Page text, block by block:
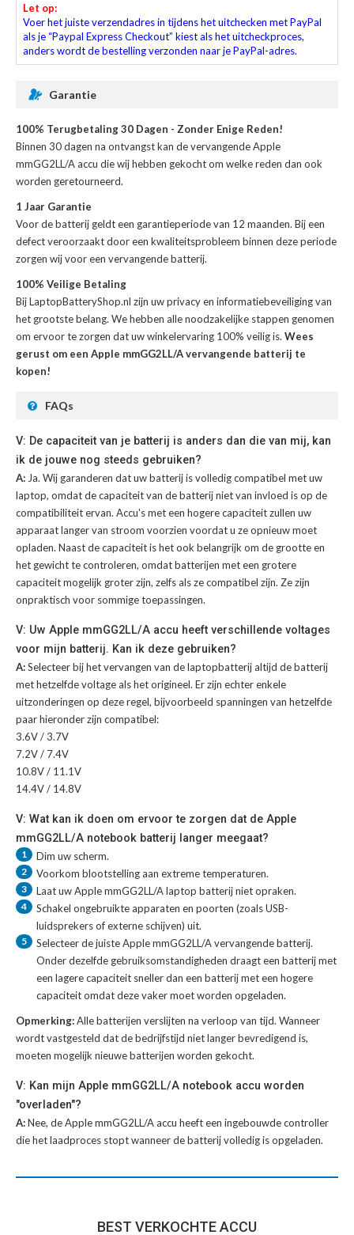
Let op:
Voer het juiste verzendadres in tijdens het uitchecken met PayPal
als je “Paypal Express Checkout” kiest als het uitcheckproces,
anders wordt de bestelling verzonden naar je PayPal-adres.
Garantie
100% Terugbetaling 30 Dagen - Zonder Enige Reden!
Binnen 30 dagen na ontvangst kan devervangende Apple
mmGG2LL/A accu die wij hebben gekocht om welke reden dan ook
worden geretourneerd.
1 Jaar Garantie
Voor debatterij geldt een garantieperiode van 12 maanden. Bij een
defect veroorzaakt door een kwaliteitsprobleem binnen deze periode
zorgen wij voor een vervangende batterij.
100% Veilige Betaling
Bij LaptopBatteryShop.nl zijn uw privacy en informatiebeveiliging van
het grootste belang. We hebben alle noodzakelijke stappen genomen
om ervoor te zorgen dat uw winkelervaring 100% veilig is. Wees
gerust om een Apple mmGG2LL/A vervangende batterij te
kopen!
FAQs
V: De capaciteit van je batterij is anders dan die van mij, kan
ik de jouwe nog steeds gebruiken?
A: Ja. Wij garanderen dat uw batterij is volledig compatibel met uw
laptop, omdat de capaciteit van de batterij niet van invloed is op de
compatibiliteit ervan. Accu's met een hogere capaciteit zullen uw
apparaat langer van stroom voorzien voordat u ze opnieuw moet
opladen. Naast de capaciteit is het ook belangrijk om de grootte en
het gewicht te controleren, omdat batterijen met een grotere
capaciteit mogelijk groter zijn, zelfs als ze compatibel zijn. Ze zijn
onpraktisch voor sommige toepassingen.
V: Uw Apple mmGG2LL/A accu heeft verschillende voltages
voor mijn batterij. Kan ik deze gebruiken?
A:Selecteer bij het vervangen van de laptopbatterij altijd de batterij
met hetzelfde voltage als het origineel. Er zijn echter enkele
uitzonderingen op deze regel, bijvoorbeeld spanningen van hetzelfde
paar hieronder zijn compatibel:
3.6V / 3.7V
7.2V / 7.4V
10.8V / 11.1V
14.4V / 14.8V
V: Wat kan ik doen om ervoor te zorgen dat de Apple
mmGG2LL/A notebook batterij langer meegaat?
1 Dim uw scherm.
2 Voorkom blootstelling aan extreme temperaturen.
3 Laat uwApple mmGG2LL/A laptop batterijniet opraken.
4
Schakel ongebruikte apparaten en poorten (zoals USB-
luidsprekers of externe schijven) uit.
5 Selecteer de juisteApple mmGG2LL/A vervangende batterij.
Onder dezelfde gebruiksomstandigheden draagt een batterij met
een lagere capaciteit sneller dan een batterij met een hogere
capaciteit omdat deze vaker moet worden opgeladen.
Opmerking:Alle batterijen verslijten na verloop van tijd. Wanneer
wordt vastgesteld dat de bedrijfstijd niet langer bevredigend is,
moeten mogelijk nieuwe batterijen worden gekocht.
V: Kan mijn Apple mmGG2LL/A notebook accu worden
"overladen"?
A:Nee, de Apple mmGG2LL/A accu heeft een ingebouwde controller
die het laadproces stopt wanneer de batterij volledig is opgeladen.
BEST VERKOCHTE ACCU